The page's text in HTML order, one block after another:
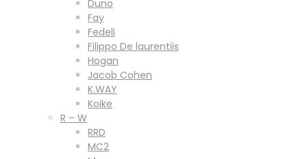
Duno
Fay
Fedeli
Filippo De laurentiis
Hogan
Jacob Cohen
K.WAY
Koike
R – W
RRD
MC2